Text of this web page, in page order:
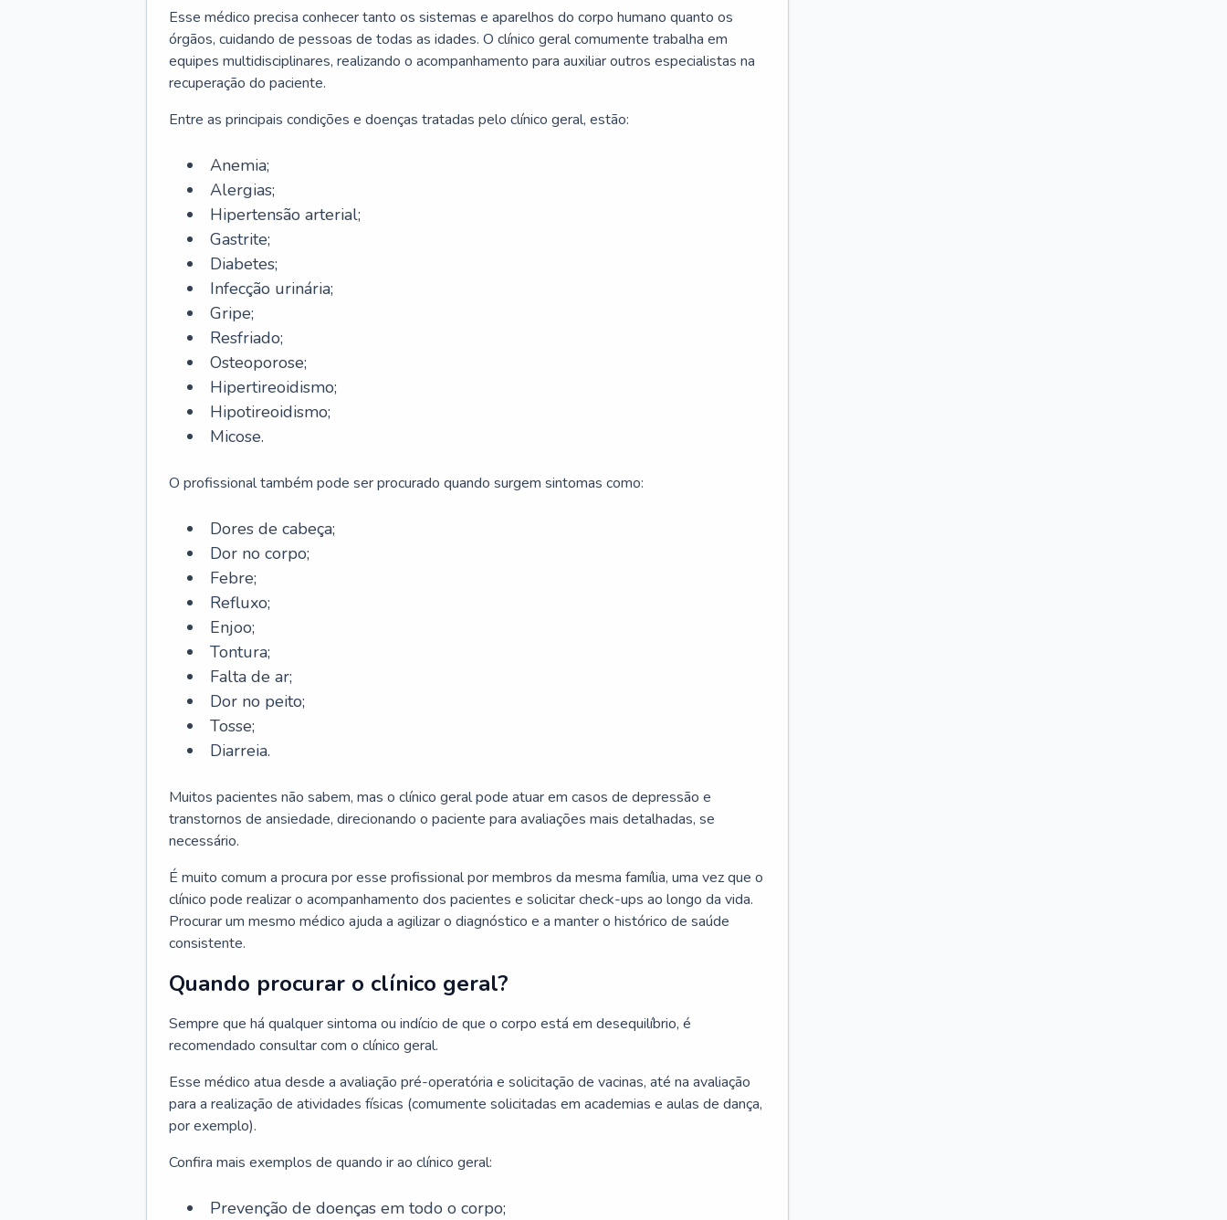
Esse médico precisa conhecer tanto os sistemas e aparelhos do corpo humano quanto os
órgãos, cuidando de pessoas de todas as idades. O clínico geral comumente trabalha em
equipes multidisciplinares, realizando o acompanhamento para auxiliar outros especialistas na
recuperação do paciente.
Entre as principais condições e doenças tratadas pelo clínico geral, estão:
Anemia;
Alergias;
Hipertensão arterial;
Gastrite;
Diabetes;
Infecção urinária;
Gripe;
Resfriado;
Osteoporose;
Hipertireoidismo;
Hipotireoidismo;
Micose.
O profissional também pode ser procurado quando surgem sintomas como:
Dores de cabeça;
Dor no corpo;
Febre;
Refluxo;
Enjoo;
Tontura;
Falta de ar;
Dor no peito;
Tosse;
Diarreia.
Muitos pacientes não sabem, mas o clínico geral pode atuar em casos de depressão e
transtornos de ansiedade, direcionando o paciente para avaliações mais detalhadas, se
necessário.
É muito comum a procura por esse profissional por membros da mesma família, uma vez que o
clínico pode realizar o acompanhamento dos pacientes e solicitar check-ups ao longo da vida.
Procurar um mesmo médico ajuda a agilizar o diagnóstico e a manter o histórico de saúde
consistente.
Quando procurar o clínico geral?
Sempre que há qualquer sintoma ou indício de que o corpo está em desequilíbrio, é
recomendado consultar com o clínico geral.
Esse médico atua desde a avaliação pré-operatória e solicitação de vacinas, até na avaliação
para a realização de atividades físicas (comumente solicitadas em academias e aulas de dança,
por exemplo).
Confira mais exemplos de quando ir ao clínico geral:
Prevenção de doenças em todo o corpo;